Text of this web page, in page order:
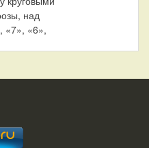
над
«7», «6»,